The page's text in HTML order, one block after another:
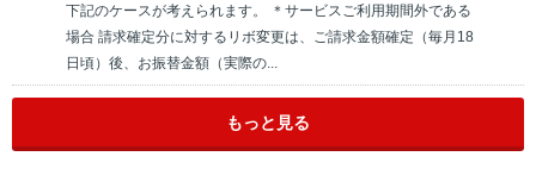
下記のケースが考えられます。 ＊サービスご利用期間外である
場合 請求確定分に対するリボ変更は、ご請求金額確定（毎月18
日頃）後、お振替金額（実際の...
もっと見る